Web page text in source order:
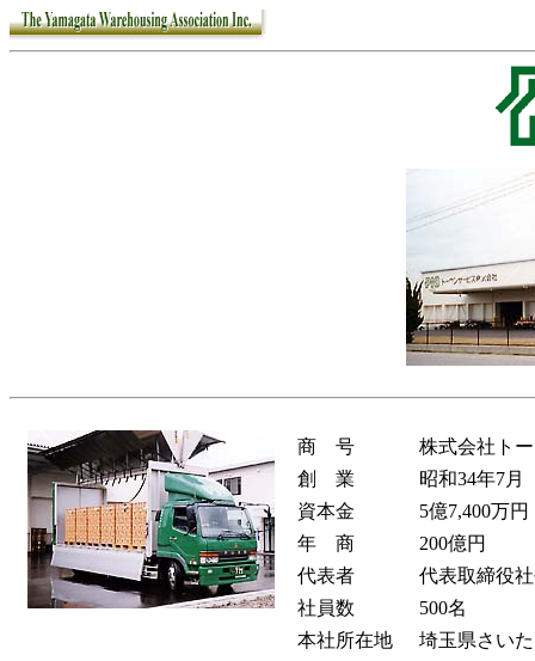
商 号
株式会社ト
創 業
昭和34年7月
資本金
5億7,400万円
年 商
200億円
代表者
代表取締役
社員数
500名
本社所在地
埼玉県さいた